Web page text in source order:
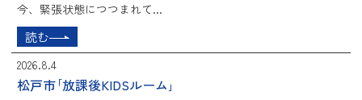
今、緊張状態につつまれて...
読む
2026.8.4
松戸市｢放課後KIDSルーム｣